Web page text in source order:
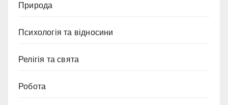
Природа
Психологія та відносини
Релігія та свята
Робота